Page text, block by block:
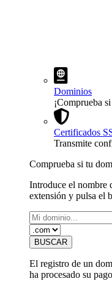
Dominios
¡Comprueba
Certificados
Transmite
Comprueba si tu
Introduce el nombre
extensión y pulsa el
El registro de un
ha procesado su